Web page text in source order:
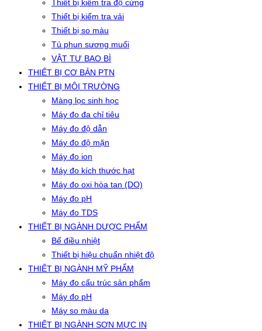
Thiết bị kiểm tra độ cứng
Thiết bị kiểm tra vải
Thiết bị so màu
Tủ phun sương muối
VẬT TƯ BAO BÌ
THIẾT BỊ CƠ BẢN PTN
THIẾT BỊ MÔI TRƯỜNG
Màng lọc sinh học
Máy đo đa chỉ tiêu
Máy đo độ dẫn
Máy đo độ mặn
Máy đo ion
Máy đo kích thước hạt
Máy đo oxi hòa tan (DO)
Máy đo pH
Máy đo TDS
THIẾT BỊ NGÀNH DƯỢC PHẨM
Bể điều nhiệt
Thiết bị hiệu chuẩn nhiệt độ
THIẾT BỊ NGÀNH MỸ PHẨM
Máy đo cấu trúc sản phẩm
Máy đo pH
Máy so màu da
THIẾT BỊ NGÀNH SƠN MỰC IN